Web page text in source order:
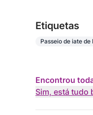
Etiquetas
Passeio de iate de
Encontrou
Sim, está tudo